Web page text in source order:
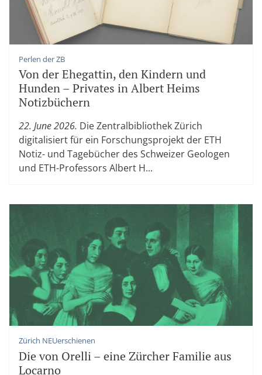
Perlen der ZB
Von der Ehegattin, den Kindern und
Hunden – Privates in Albert Heims
Notizbüchern
22. June 2026. Die Zentralbibliothek Zürich
digitalisiert für ein Forschungsprojekt der ETH
Notiz- und Tagebücher des Schweizer Geologen
und ETH-Professors Albert H...
Zürich NEUerschienen
Die von Orelli – eine Zürcher Familie aus
Locarno